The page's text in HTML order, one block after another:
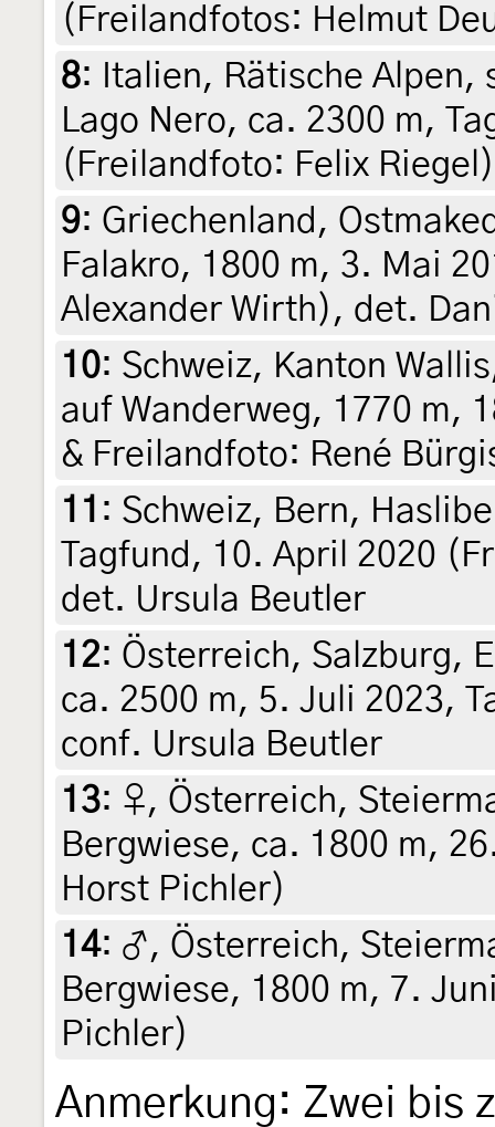
(Freilandfotos: Helmut
8:
Italien, Rätische Alpen,
Lago Nero, ca. 2300 m,
(Freilandfoto: Felix
9: Griechenland,
Falakro, 1800 m, 3. Mai
Alexander Wirth), det.
10: Schweiz, Kanton
auf Wanderweg, 1770 m,
& Freilandfoto: René
11 : Schweiz, Bern,
Tagfund, 10. April 2020
det. Ursula Beutler
12: Österreich, Salzburg,
ca. 2500 m, 5. Juli 2023,
conf. Ursula Beutler
13: ♀, Österreich,
Bergwiese, ca. 1800 m,
Horst Pichler)
14: ♂, Österreich,
Bergwiese, 1800 m, 7.
Pichler)
Anmerkung: Zwei bis